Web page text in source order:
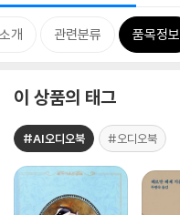
개 관련분류 품목정보
이 상품의 태그
#AI오디오북 #오디오북